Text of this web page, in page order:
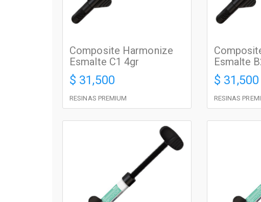
Composite Harmonize
Esmalte C1 4gr
$ 31,500
RESINAS PREMIUM
Esmalte
$ 31,500
RESINAS